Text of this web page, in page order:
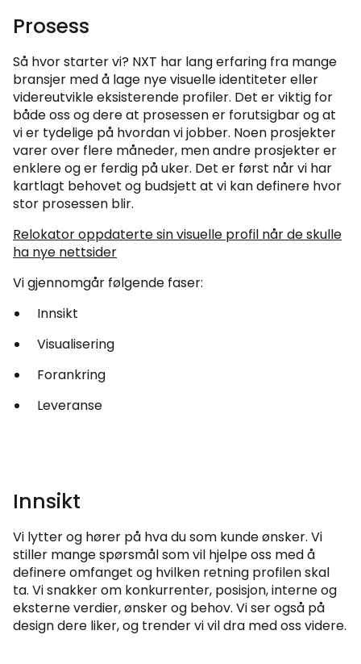
Prosess
Så hvor starter vi? NXT har lang erfaring fra mange
bransjer med å lage nye visuelle identiteter eller
videreutvikle eksisterende profiler. Det er viktig for
både oss og dere at prosessen er forutsigbar og at
vi er tydelige på hvordan vi jobber. Noen prosjekter
varer over flere måneder, men andre prosjekter er
enklere og er ferdig på uker. Det er først når vi har
kartlagt behovet og budsjett at vi kan definere hvor
stor prosessen blir.
Relokator oppdaterte sin visuelle profil når de skulle
ha nye nettsider
Vi gjennomgår følgende faser:
Innsikt
Visualisering
Forankring
Leveranse
Innsikt
Vi lytter og hører på hva du som kunde ønsker. Vi
stiller mange spørsmål som vil hjelpe oss med å
definere omfanget og hvilken retning profilen skal
ta. Vi snakker om konkurrenter, posisjon, interne og
eksterne verdier, ønsker og behov. Vi ser også på
design dere liker, og trender vi vil dra med oss videre.